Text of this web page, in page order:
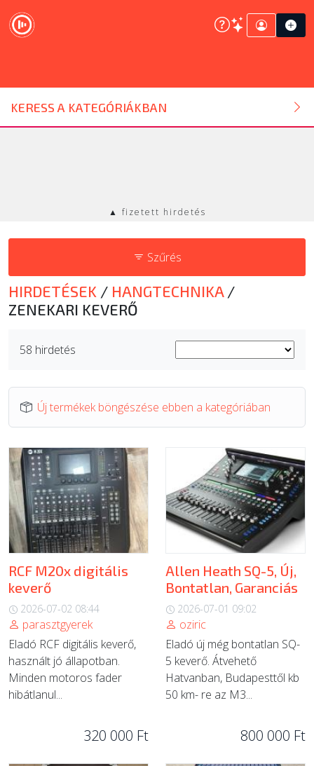
KERESS A KATEGÓRIÁKBAN
DJ ESZKÖZ
HANGTECHNIKA
SZOLGÁLTATÁSOK
ÚJ TERMÉKEK
▲ fizetett hirdetés
HIRDETÉSEK / HANGTECHNIKA /
ZENEKARI KEVERŐ
58 hirdetés
Új termékek böngészése ebben a kategóriában
RCF M20x digitális
keverő
2026-07-02 08:44
parasztgyerek
Eladó RCF digitális keverő,
használt jó állapotban.
Minden motoros fader
hibátlanul...
320 000 Ft
Allen Heath SQ-5, Új,
Bontatlan, Garanciás
2026-07-01 09:02
oziric
Eladó új még bontatlan SQ-
5 keverő. Átvehető
Hatvanban, Budapesttől kb
50 km- re az M3...
800 000 Ft
Szűrés